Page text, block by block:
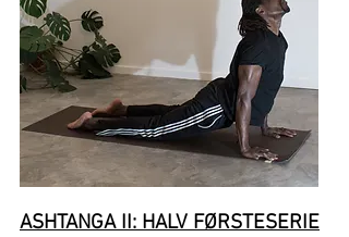
ASHTANGA II: HALV FØRSTESERIE